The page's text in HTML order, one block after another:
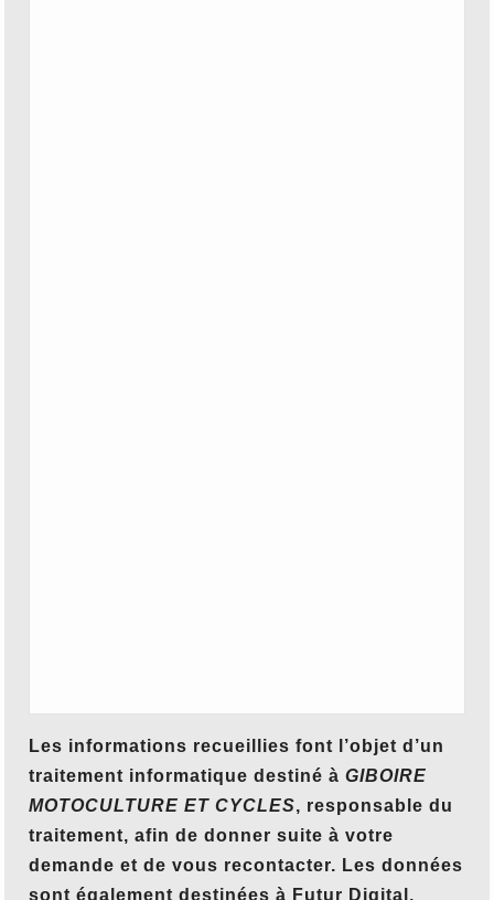
Les informations recueillies font l’objet d’un
traitement informatique destiné à GIBOIRE
MOTOCULTURE ET CYCLES, responsable du
traitement, afin de donner suite à votre
demande et de vous recontacter. Les données
sont également destinées à Futur Digital,